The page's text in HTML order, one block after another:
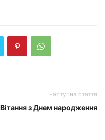
наступна стаття
Вітання з Днем народження